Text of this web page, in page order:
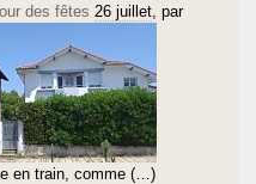
des fêtes 26 juillet , par
en train, comme (…)